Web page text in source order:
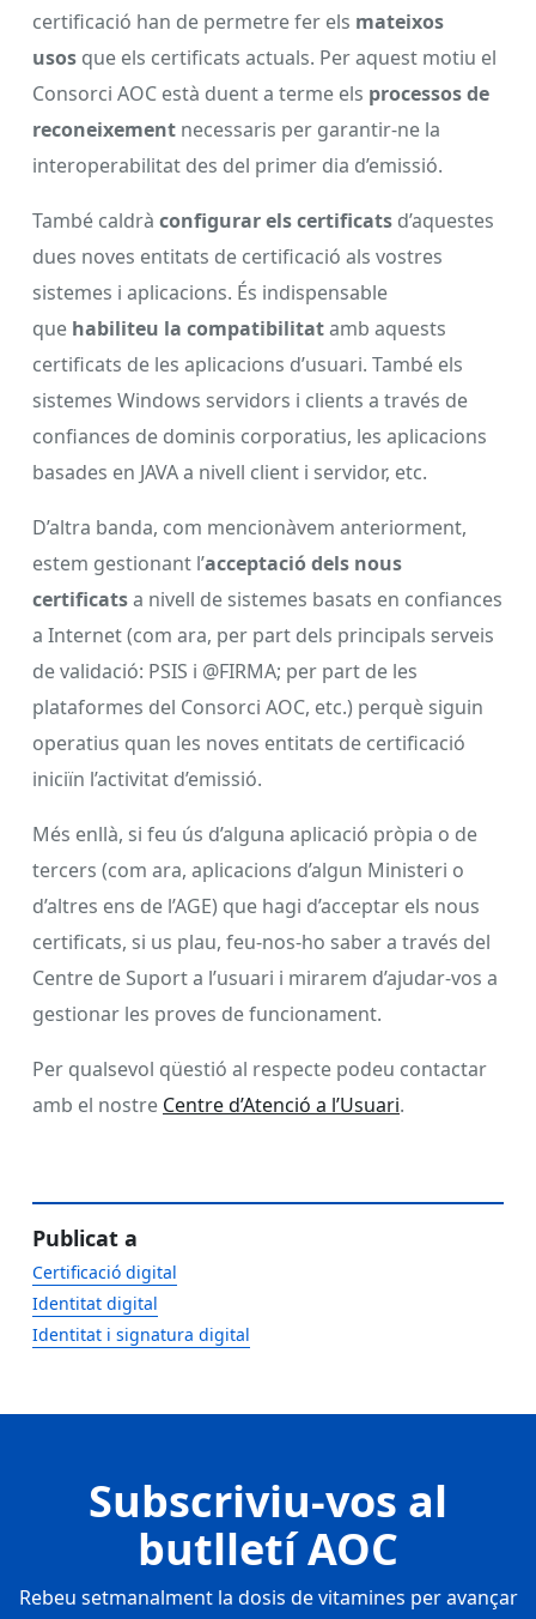
certificació han de permetre fer els mateixos
usos que els certificats actuals. Per aquest motiu el
Consorci AOC està duent a terme els processos de
reconeixement necessaris per garantir-ne la
interoperabilitat des del primer dia d’emissió.
També caldrà configurar els certificats d’aquestes
dues noves entitats de certificació als vostres
sistemes i aplicacions. És indispensable
que habiliteu la compatibilitatamb aquests
certificats de les aplicacions d’usuari. També els
sistemes Windows servidors i clients a través de
confiances de dominis corporatius, les aplicacions
basades en JAVA a nivell client i servidor, etc.
D’altra banda, com mencionàvem anteriorment,
estem gestionant l’acceptació dels nous
certificatsa nivell de sistemes basats en confiances
a Internet (com ara, per part dels principals serveis
de validació: PSIS i @FIRMA; per part de les
plataformes del Consorci AOC, etc.) perquè siguin
operatius quan les noves entitats de certificació
iniciïn l’activitat d’emissió.
Més enllà, si feu ús d’alguna aplicació pròpia o de
tercers (com ara, aplicacions d’algun Ministeri o
d’altres ens de l’AGE) que hagi d’acceptar els nous
certificats, si us plau, feu-nos-ho saber a través del
Centre de Suport a l’usuari i mirarem d’ajudar-vos a
gestionar les proves de funcionament.
Per qualsevol qüestió al respecte podeu contactar
amb el nostre Centre d’Atenció a l’Usuari.
Publicat a
Certificació digital
Identitat digital
Identitat i signatura digital
Subscriviu-vos al
butlletí AOC
Rebeu setmanalment la dosis de vitamines per avançar